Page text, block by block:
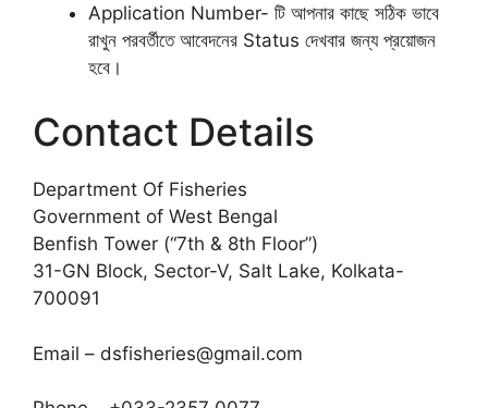
Application Number- টি আপনার কাছে সঠিক ভাবে
রাখুন পরবর্তীতে আবেদনের Status দেখবার জন্য প্রয়োজন
হবে।
Contact Details
Department Of Fisheries
Government of West Bengal
Benfish Tower (“7th & 8th Floor”)
31-GN Block, Sector-V, Salt Lake, Kolkata-
700091
Email – dsfisheries@gmail.com